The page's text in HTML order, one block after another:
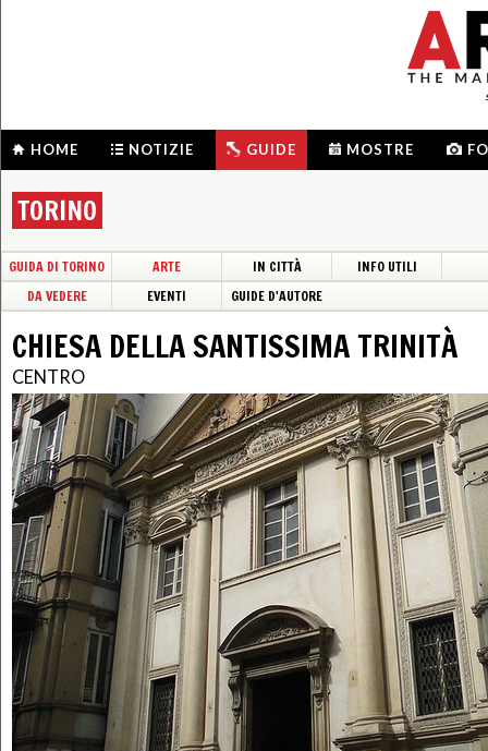
HOME NOTIZIE GUIDE MOSTRE
TORINO
GUIDA DI TORINO ARTE IN CITTÀ
INFO UTILI
DA VEDERE
EVENTI GUIDE D'AUTORE
CHIESA DELLA SANTISSIMA TRINITÀ
CENTRO